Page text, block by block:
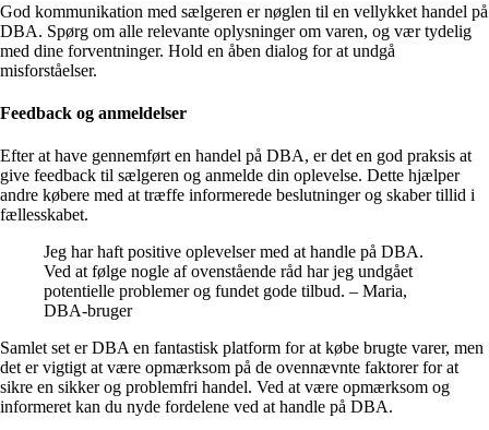
God kommunikation med sælgeren er nøglen til en vellykket handel på
DBA. Spørg om alle relevante oplysninger om varen, og vær tydelig
med dine forventninger. Hold en åben dialog for at undgå
misforståelser.
Feedback og anmeldelser
Efter at have gennemført en handel på DBA, er det en god praksis at
give feedback til sælgeren og anmelde din oplevelse. Dette hjælper
andre købere med at træffe informerede beslutninger og skaber tillid i
fællesskabet.
Jeg har haft positive oplevelser med at handle på DBA.
Ved at følge nogle af ovenstående råd har jeg undgået
potentielle problemer og fundet gode tilbud. – Maria,
DBA-bruger
Samlet set er DBA en fantastisk platform for at købe brugte varer, men
det er vigtigt at være opmærksom på de ovennævnte faktorer for at
sikre en sikker og problemfri handel. Ved at være opmærksom og
informeret kan du nyde fordelene ved at handle på DBA.